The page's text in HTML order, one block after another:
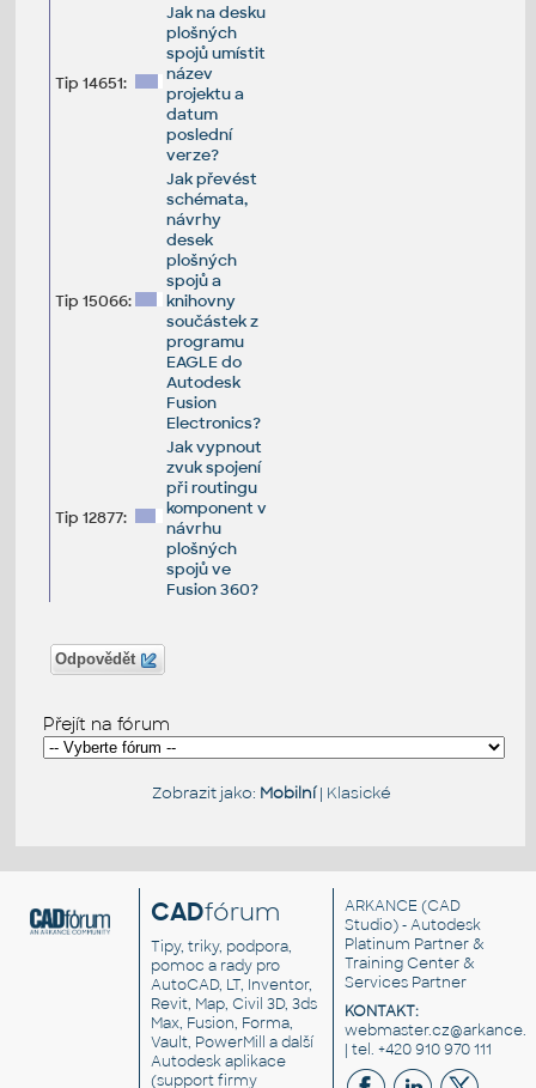
Tip 14651:
Jak na desku
plošných
spojů umístit
název
projektu a
datum
poslední
verze?
Tip 15066:
Jak převést
schémata,
návrhy
desek
plošných
spojů a
knihovny
součástek z
programu
EAGLE do
Autodesk
Fusion
Electronics?
Tip 12877:
Jak vypnout
zvuk spojení
při routingu
komponent v
návrhu
plošných
spojů ve
Fusion 360?
Odpovědět
Přejít na fórum
Zobrazit jako: Mobilní| Klasické
CADfórum
Tipy, triky, podpora,
pomoc a rady pro
AutoCAD, LT, Inventor,
Revit, Map, Civil 3D, 3ds
Max, Fusion, Forma,
Vault, PowerMill a další
Autodesk aplikace
(support firmy
ARKANCE (CAD
Studio) - Autodesk
Platinum Partner &
Training Center &
Services Partner
KONTAKT:
| tel. +420 910 970 111